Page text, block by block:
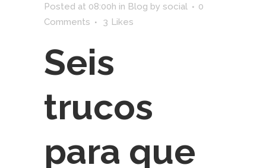
Posted at 08:00h in Blog by social
0
Comments
3 Likes
Seis
trucos
para que